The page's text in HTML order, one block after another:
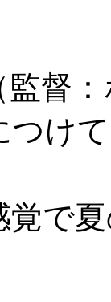
督
つけ
で